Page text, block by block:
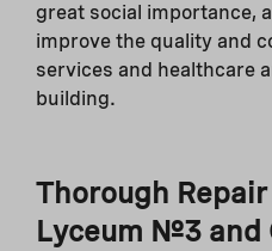
great social importance,
improve the quality and
services and healthcare
building.
Thorough
Lyceum №3 and